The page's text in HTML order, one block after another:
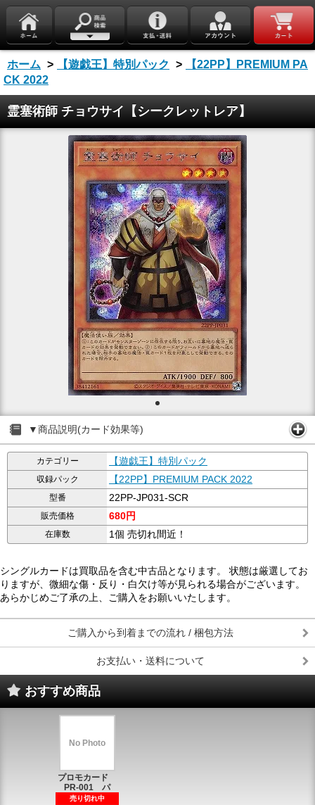
ホーム > 【遊戯王】特別パック >
【22PP】PREMIUM PA
CK 2022
霊塞術師 チョウサイ【シークレットレア】
▼商品説明(カード効果等)
カテゴリー 【遊戯王】特別パック
収録パック 【22PP】PREMIUM PACK 2022
型番 22PP-JP031-SCR
販売価格 680円
在庫数 1個 売切れ間近！
シングルカードは買取品を含む中古品となります。 状態は厳選してお
りますが、微細な傷・反り・白欠け等が見られる場合がございます。
あらかじめご了承の上、ご購入をお願いいたします。
ご購入から到着までの流れ / 梱包方法
お支払い・送料について
おすすめ商品
No Photo
プロモカード
PR-001 パ
売り切れ中